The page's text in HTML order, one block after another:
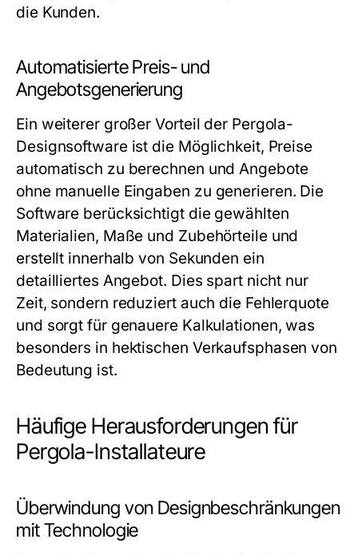
die Kunden.
Automatisierte Preis- und
Angebotsgenerierung
Ein weiterer großer Vorteil der Pergola-
Designsoftware ist die Möglichkeit, Preise
automatisch zu berechnen und Angebote
ohne manuelle Eingaben zu generieren. Die
Software berücksichtigt die gewählten
Materialien, Maße und Zubehörteile und
erstellt innerhalb von Sekunden ein
detailliertes Angebot. Dies spart nicht nur
Zeit, sondern reduziert auch die Fehlerquote
und sorgt für genauere Kalkulationen, was
besonders in hektischen Verkaufsphasen von
Bedeutung ist.
Häufige Herausforderungen für
Pergola-Installateure
Überwindung von Designbeschränkungen
mit Technologie